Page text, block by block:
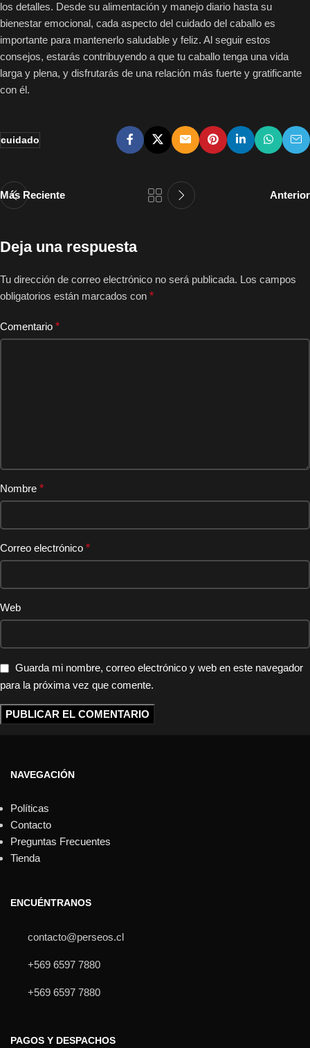
los detalles. Desde su alimentación y manejo diario hasta su
bienestar emocional, cada aspecto del cuidado del caballo es
importante para mantenerlo saludable y feliz. Al seguir estos
consejos, estarás contribuyendo a que tu caballo tenga una vida
larga y plena, y disfrutarás de una relación más fuerte y gratificante
con él.
cuidado
Más Reciente Anterior
Deja una respuesta
Tu dirección de correo electrónico no será publicada. Los campos
obligatorios están marcados con *
Comentario *
Nombre *
Correo electrónico *
Web
Guarda mi nombre, correo electrónico y web en este navegador
para la próxima vez que comente.
NAVEGACIÓN
Políticas
Contacto
Preguntas Frecuentes
Tienda
ENCUÉNTRANOS
contacto@perseos.cl
+569 6597 7880
+569 6597 7880
PAGOS Y DESPACHOS